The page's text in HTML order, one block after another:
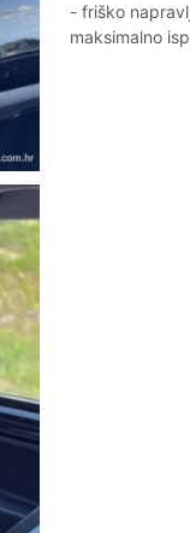
- friško
maksimalno